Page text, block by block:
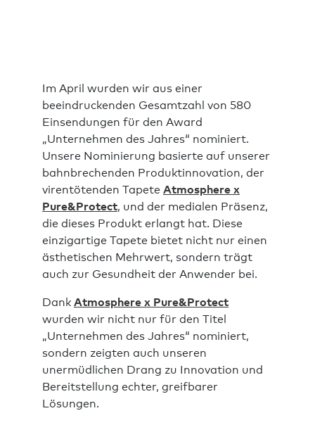
Im April wurden wir aus einer
beeindruckenden Gesamtzahl von 580
Einsendungen für den Award
„Unternehmen des Jahres“ nominiert.
Unsere Nominierung basierte auf unserer
bahnbrechenden Produktinnovation, der
virentötenden Tapete Atmosphere x
Pure&Protect, und der medialen Präsenz,
die dieses Produkt erlangt hat. Diese
einzigartige Tapete bietet nicht nur einen
ästhetischen Mehrwert, sondern trägt
auch zur Gesundheit der Anwender bei.
Dank Atmosphere x Pure&Protect
wurden wir nicht nur für den Titel
„Unternehmen des Jahres“ nominiert,
sondern zeigten auch unseren
unermüdlichen Drang zu Innovation und
Bereitstellung echter, greifbarer
Lösungen.